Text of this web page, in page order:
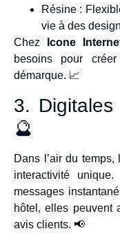
Résine :
vie à des
Chez
Icone
besoins pour
démarque. 📈
3.
🔮
Dans l’air du temps,
interactivité
messages
hôtel, elles peuvent
avis clients. 📢